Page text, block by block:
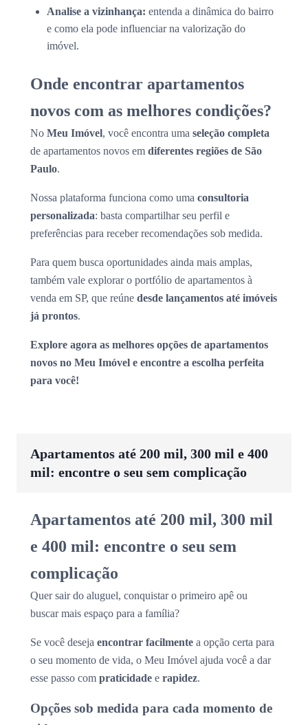
Analise a vizinhança: entenda a dinâmica do bairro
e como ela pode influenciar na valorização do
imóvel.
Onde encontrar apartamentos
novos com as melhores condições?
No Meu Imóvel, você encontra uma seleção completa
de apartamentos novos em diferentes regiões de São
Paulo.
Nossa plataforma funciona como uma consultoria
personalizada: basta compartilhar seu perfil e
preferências para receber recomendações sob medida.
Para quem busca oportunidades ainda mais amplas,
também vale explorar o portfólio de apartamentos à
venda em SP, que reúne desde lançamentos até imóveis
já prontos.
Explore agora as melhores opções de apartamentos
novos no Meu Imóvel e encontre a escolha perfeita
para você!
Apartamentos até 200 mil, 300 mil e 400
mil: encontre o seu sem complicação
Apartamentos até 200 mil, 300 mil
e 400 mil: encontre o seu sem
complicação
Quer sair do aluguel, conquistar o primeiro apê ou
buscar mais espaço para a família?
Se você deseja encontrar facilmente a opção certa para
o seu momento de vida, o Meu Imóvel ajuda você a dar
esse passo com praticidade e rapidez.
Opções sob medida para cada momento de